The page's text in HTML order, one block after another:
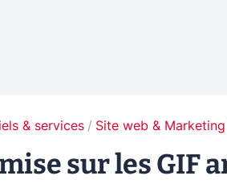
& services Site web & Marketing
sur les GIF